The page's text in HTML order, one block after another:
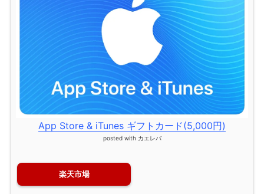
App Store & iTunes ギフトカード(5,000円)
posted with カエレバ
楽天市場